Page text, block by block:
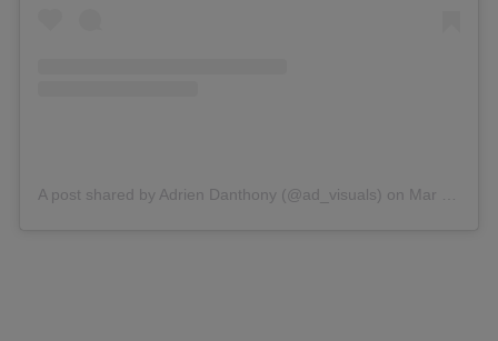
A post shared by Adrien Danthony (@ad_visuals) on Mar 29, 2020 at 9:03am PDT